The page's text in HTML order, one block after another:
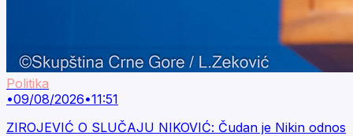
Politika
•09/08/2026•11:51
ZIROJEVIĆ O SLUČAJU NIKOVIĆ: Čudan je Nikin odnos